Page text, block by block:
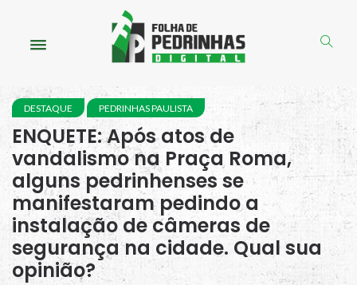
DESTAQUE PEDRINHAS PAULISTA
ENQUETE: Após atos de
vandalismo na Praça Roma,
alguns pedrinhenses se
manifestaram pedindo a
instalação de câmeras de
segurança na cidade. Qual sua
opinião?